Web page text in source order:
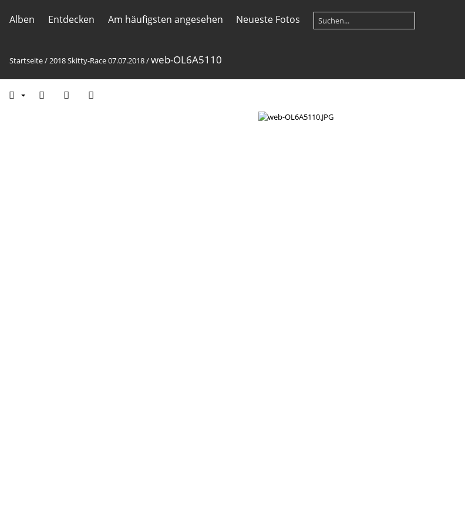
Alben Entdecken Am häufigsten angesehen Neueste Fotos
Startseite/2018 Skitty-Race 07.07.2018/web-OL6A5110